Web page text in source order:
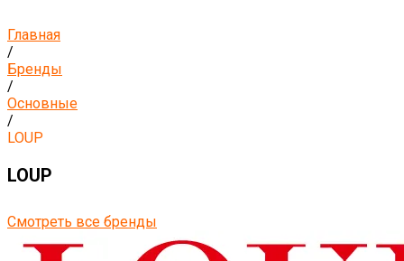
Главная
/
Бренды
/
Основные
/
LOUP
LOUP
Смотреть все бренды